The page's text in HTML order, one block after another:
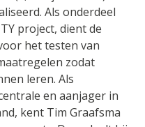
Als onderdeel
project, dient de
het testen van
zodat
leren. Als
en aanjager in
kent Tim Graafsma